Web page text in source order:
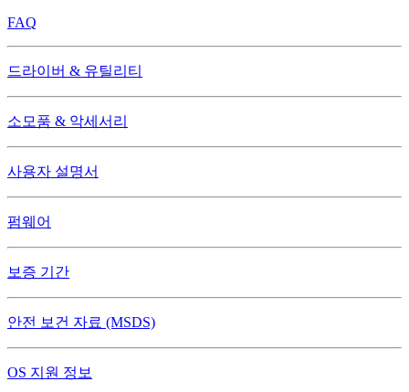
FAQ
드라이버 & 유틸리티
소모품 & 악세서리
사용자 설명서
펌웨어
보증 기간
안전 보건 자료 (MSDS)
OS 지원 정보